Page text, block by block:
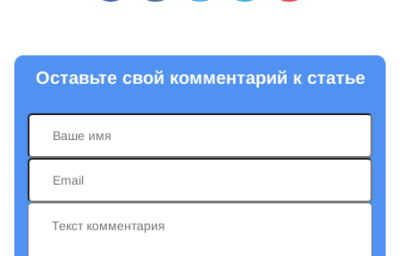
Оставьте свой комментарий к статье